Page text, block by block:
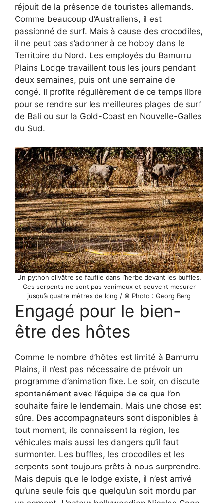
réjouit de la présence de touristes allemands.
Comme beaucoup d’Australiens, il est
passionné de surf. Mais à cause des crocodiles,
il ne peut pas s’adonner à ce hobby dans le
Territoire du Nord. Les employés du Bamurru
Plains Lodge travaillent tous les jours pendant
deux semaines, puis ont une semaine de
congé. Il profite régulièrement de ce temps libre
pour se rendre sur les meilleures plages de surf
de Bali ou sur la Gold-Coast en Nouvelle-Galles
du Sud.
Un python olivâtre se faufile dans l’herbe devant les buffles.
Ces serpents ne sont pas venimeux et peuvent mesurer
jusqu’à quatre mètres de long / © Photo : Georg Berg
Engagé pour le bien-
être des hôtes
Comme le nombre d’hôtes est limité à Bamurru
Plains, il n’est pas nécessaire de prévoir un
programme d’animation fixe. Le soir, on discute
spontanément avec l’équipe de ce que l’on
souhaite faire le lendemain. Mais une chose est
sûre. Des accompagnateurs sont disponibles à
tout moment, ils connaissent la région, les
véhicules mais aussi les dangers qu’il faut
surmonter. Les buffles, les crocodiles et les
serpents sont toujours prêts à nous surprendre.
Mais depuis que le lodge existe, il n’est arrivé
qu’une seule fois que quelqu’un soit mordu par